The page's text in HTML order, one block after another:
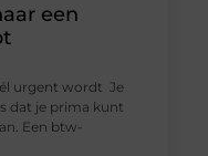
een
urgent wordt Je
dat je prima kunt
Een btw-